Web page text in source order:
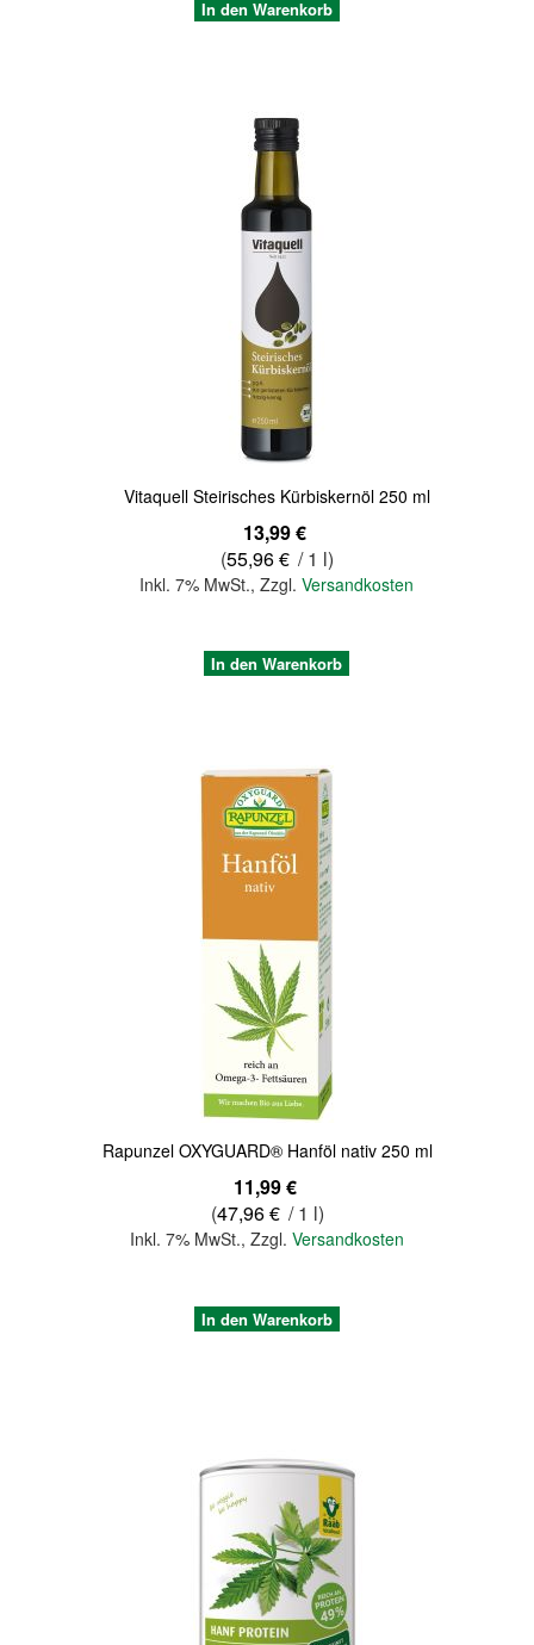
In den Warenkorb
Vitaquell Steirisches Kürbiskernöl 250 ml
13,99 €
(55,96 € / 1 l)
Inkl. 7% MwSt.,Zzgl.Versandkosten
In den Warenkorb
Rapunzel OXYGUARD® Hanföl nativ 250 ml
11,99 €
(47,96 € / 1 l)
Inkl. 7% MwSt., Zzgl. Versandkosten
In den Warenkorb